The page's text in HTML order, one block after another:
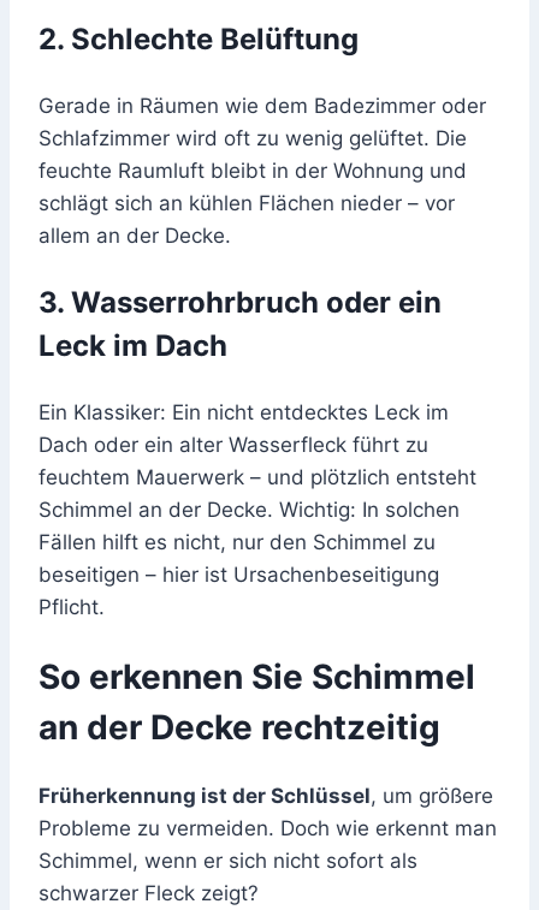
2. Schlechte Belüftung
Gerade in Räumen wie dem Badezimmer oder
Schlafzimmer wird oft zu wenig gelüftet. Die
feuchte Raumluft bleibt in der Wohnung und
schlägt sich an kühlen Flächen nieder – vor
allem an der Decke.
3. Wasserrohrbruch oder ein
Leck im Dach
Ein Klassiker: Ein nicht entdecktes Leck im
Dach oder ein alter Wasserfleck führt zu
feuchtem Mauerwerk – und plötzlich entsteht
Schimmel an der Decke. Wichtig: In solchen
Fällen hilft es nicht, nur den Schimmel zu
beseitigen – hier ist Ursachenbeseitigung
Pflicht.
So erkennen Sie Schimmel
an der Decke rechtzeitig
Früherkennung ist der Schlüssel, um größere
Probleme zu vermeiden. Doch wie erkennt man
Schimmel, wenn er sich nicht sofort als
schwarzer Fleck zeigt?